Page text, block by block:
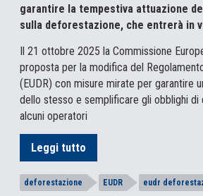
garantire la tempestiva attuazione
sulla deforestazione, che entrerà in
Il 21 ottobre 2025 la Commissione
proposta per la modifica del
(EUDR) con misure mirate per garantire
dello stesso e semplificare gli obblighi di
alcuni operatori
Leggi tutto
deforestazione EUDR eudr